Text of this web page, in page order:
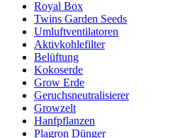
Royal Box
Twins Garden Seeds
Umluftventilatoren
Aktivkohlefilter
Belüftung
Kokoserde
Grow Erde
Geruchsneutralisierer
Growzelt
Hanfpflanzen
Plagron Dünger